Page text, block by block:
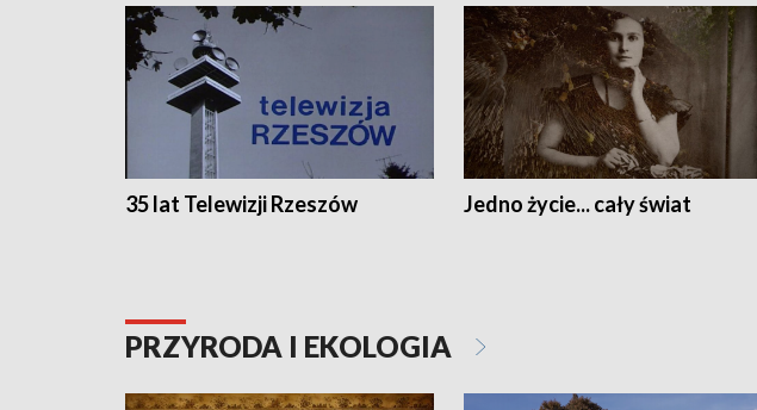
35 lat Telewizji Rzeszów Jedno życie... cały świat
PRZYRODA I EKOLOGIA